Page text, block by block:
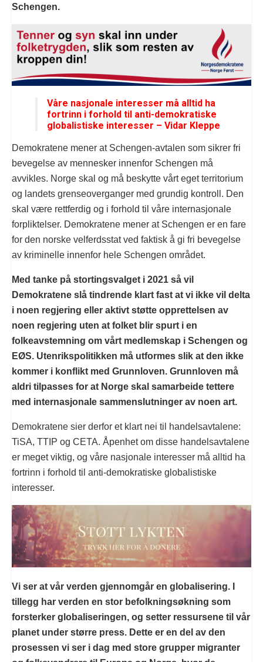
Schengen.
Våre nasjonale interesser må alltid ha
fortrinn i forhold til anti-demokratiske
globalistiske interesser – Vidar Kleppe
Demokratene mener at Schengen-avtalen som sikrer fri
bevegelse av mennesker innenfor Schengen må
avvikles. Norge skal og må beskytte vårt eget territorium
og landets grenseoverganger med grundig kontroll. Den
skal være rettferdig og i forhold til våre internasjonale
forpliktelser. Demokratene mener at Schengen er en fare
for den norske velferdsstat ved faktisk å gi fri bevegelse
av kriminelle innenfor hele Schengen området.
Med tanke på stortingsvalget i 2021 så vil
Demokratene slå tindrende klart fast at vi ikke vil delta
i noen regjering eller aktivt støtte opprettelsen av
noen regjering uten at folket blir spurt i en
folkeavstemning om vårt medlemskap i Schengen og
EØS. Utenrikspolitikken må utformes slik at den ikke
kommer i konflikt med Grunnloven. Grunnloven må
aldri tilpasses for at Norge skal samarbeide tettere
med internasjonale sammenslutninger av noen art.
Demokratene sier derfor et klart nei til handelsavtalene:
TiSA, TTIP og CETA. Åpenhet om disse handelsavtalene
er meget viktig, og våre nasjonale interesser må alltid ha
fortrinn i forhold til anti-demokratiske globalistiske
interesser.
Vi ser at vår verden gjennomgår en globalisering. I
tillegg har verden en stor befolkningsøkning som
forsterker globaliseringen, og setter ressursene til vår
planet under større press. Dette er en del av den
prosessen vi ser i dag med store grupper migranter